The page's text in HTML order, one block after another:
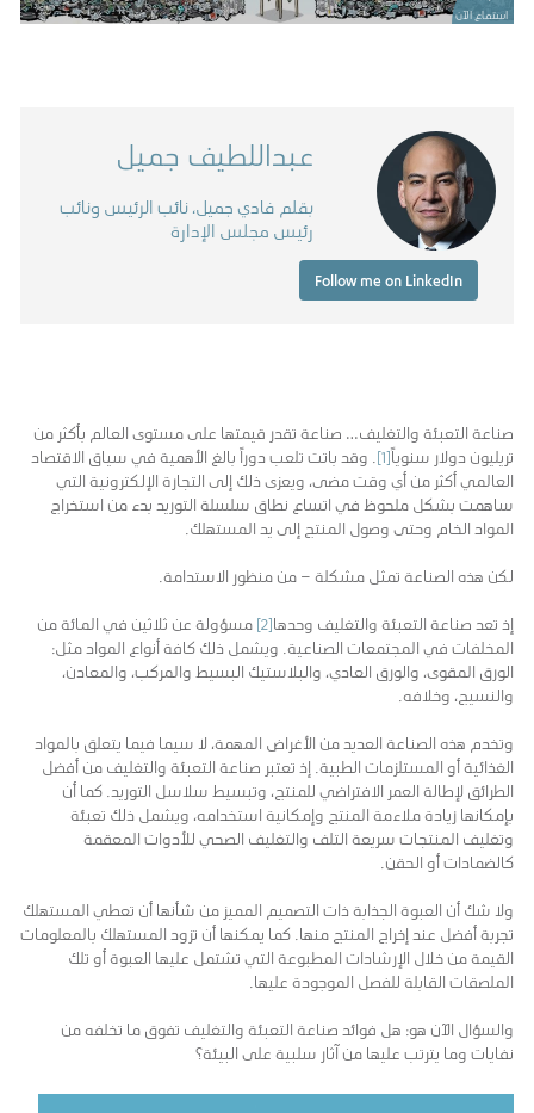
استماع الآن
عبداللطيف جميل
بقلم فادي جميل، نائب الرئيس ونائب
رئيس مجلس الإدارة
Follow me on LinkedIn
صناعة التعبئة والتغليف… صناعة تقدر قيمتها على مستوى العالم بأكثر من
تريليون دولار سنوياً[1] . وقد باتت تلعب دوراً بالغ الأهمية في سياق الاقتصاد
العالمي أكثر من أي وقت مضى، ويعزى ذلك إلى التجارة الإلكترونية التي
ساهمت بشكل ملحوظ في اتساع نطاق سلسلة التوريد بدء من استخراج
المواد الخام وحتى وصول المنتج إلى يد المستهلك.
لكن هذه الصناعة تمثل مشكلة – من منظور الاستدامة.
إذ تعد صناعة التعبئة والتغليف وحدها[2]
مسؤولة عن ثلاثين في المائة من
المخلفات في المجتمعات الصناعية. ويشمل ذلك كافة أنواع المواد مثل:
الورق المقوى، والورق العادي، والبلاستيك البسيط والمركب، والمعادن،
والنسيج، وخلافه.
وتخدم هذه الصناعة العديد من الأغراض المهمة، لا سيما فيما يتعلق بالمواد
الغذائية أو المستلزمات الطبية. إذ تعتبر صناعة التعبئة والتغليف من أفضل
الطرائق لإطالة العمر الافتراضي للمنتج، وتبسيط سلاسل التوريد. كما أن
بإمكانها زيادة ملاءمة المنتج وإمكانية استخدامه، ويشمل ذلك تعبئة
وتغليف المنتجات سريعة التلف والتغليف الصحي للأدوات المعقمة
كالضمادات أو الحقن.
ولا شك أن العبوة الجذابة ذات التصميم المميز من شأنها أن تعطي المستهلك
تجربة أفضل عند إخراج المنتج منها. كما يمكنها أن تزود المستهلك بالمعلومات
القيمة من خلال الإرشادات المطبوعة التي تشتمل عليها العبوة أو تلك
الملصقات القابلة للفصل الموجودة عليها.
والسؤال الآن هو: هل فوائد صناعة التعبئة والتغليف تفوق ما تخلفه من
نفايات وما يترتب عليها من آثار سلبية على البيئة؟